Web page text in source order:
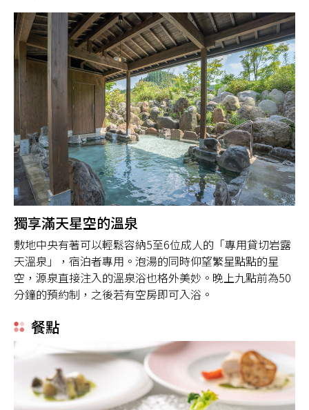
獨享滿天星空的溫泉
敷地中央有著可以輕鬆容納5至6位成人的「專用貸切岩露
天溫泉」，宿泊者專用。泡湯的同時仰望繁星點點的星
空，源泉直接注入的溫泉浴也格外美妙。晚上九點前為50
分鐘的預約制，之後若有空房即可入浴。
餐點